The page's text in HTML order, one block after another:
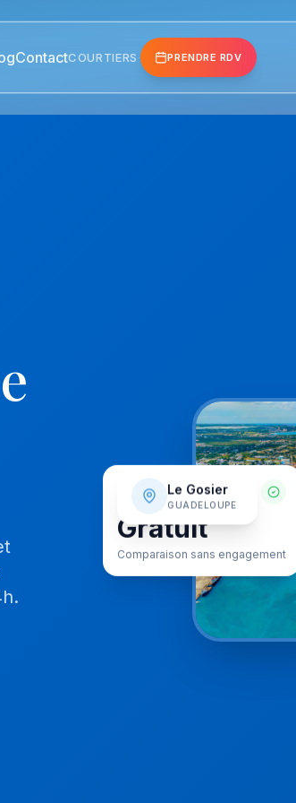
ContactCOURTIERS · PRENDRE RDV
SERVICE
Gratuit
Comparaison sans engagement
Le Gosier
GUADELOUPE